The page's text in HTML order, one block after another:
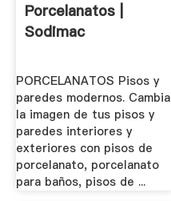
Porcelanatos |
Sodimac
PORCELANATOS Pisos y
paredes modernos. Cambia
la imagen de tus pisos y
paredes interiores y
exteriores con pisos de
porcelanato, porcelanato
para baños, pisos de ...